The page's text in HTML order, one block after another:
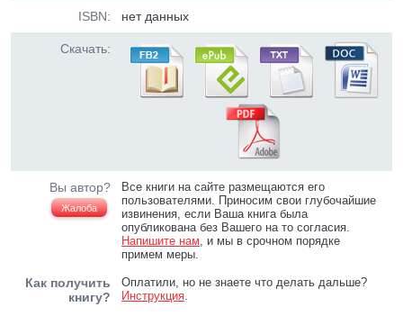
ISBN: нет данных
Скачать:
Вы автор?
Жалоба
Все книги на сайте размещаются его
пользователями. Приносим свои глубочайшие
извинения, если Ваша книга была
опубликована без Вашего на то согласия.
Напишите нам, и мы в срочном порядке
примем меры.
Как получить
книгу?
Оплатили, но не знаете что делать дальше?
Инструкция.